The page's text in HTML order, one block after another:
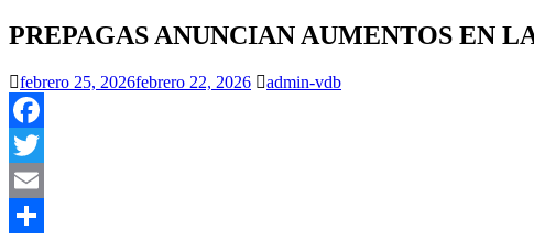
PREPAGAS ANUNCIAN AUMENTOS EN
febrero 25, 2026febrero 22, 2026 admin-vdb
Facebook
Twitter
Email